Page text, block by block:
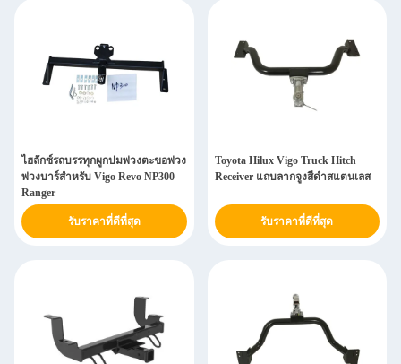
ไฮลักซ์รถบรรทุกผูกปมพ่วงตะขอพ่วง
พ่วงบาร์สำหรับ Vigo Revo NP300
Ranger
รับราคาที่ดีที่สุด
Toyota Hilux Vigo Truck Hitch
Receiver แถบลากจูงสีดำสแตนเลส
รับราคาที่ดีที่สุด